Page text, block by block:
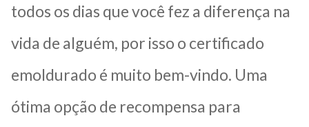
todos os dias que você fez a diferença na
vida de alguém, por isso o certificado
emoldurado é muito bem-vindo. Uma
ótima opção de recompensa para